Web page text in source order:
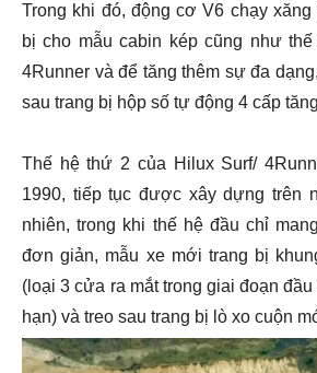
Trong khi đó, động cơ V6 chạy
bị cho mẫu cabin kép cũng như
4Runner và để tăng thêm sự đa
sau trang bị hộp số tự động 4 cấp
Thế hệ thứ 2 của Hilux Surf/
1990, tiếp tục được xây dựng trên
nhiên, trong khi thế hệ đầu chỉ
đơn giản, mẫu xe mới trang bị
(loại 3 cửa ra mắt trong giai đoạn
hạn) và treo sau trang bị lò xo cuộn